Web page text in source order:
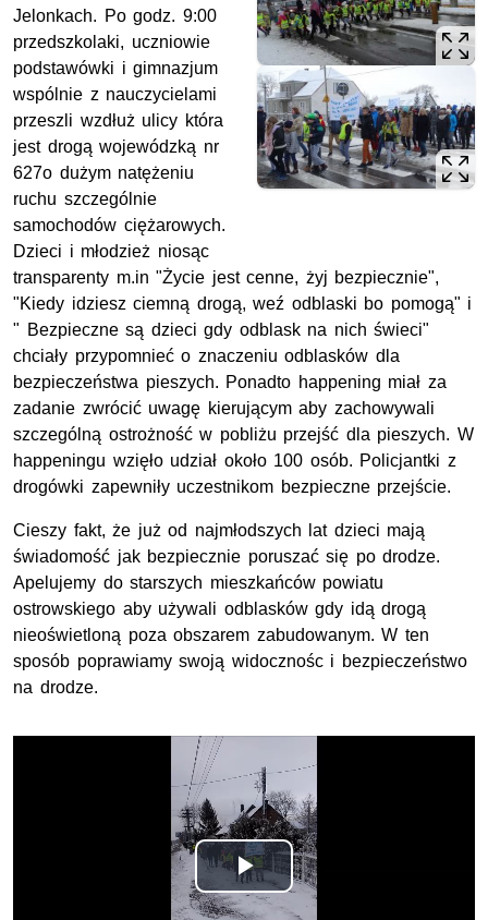
Jelonkach. Po godz. 9:00
przedszkolaki, uczniowie
podstawówki i gimnazjum
wspólnie z nauczycielami
przeszli wzdłuż ulicy która
jest drogą wojewódzką nr
627o dużym natężeniu
ruchu szczególnie
samochodów ciężarowych.
Dzieci i młodzież niosąc
transparenty m.in "Życie jest cenne, żyj bezpiecznie",
"Kiedy idziesz ciemną drogą, weź odblaski bo pomogą" i
" Bezpieczne są dzieci gdy odblask na nich świeci"
chciały przypomnieć o znaczeniu odblasków dla
bezpieczeństwa pieszych. Ponadto happening miał za
zadanie zwrócić uwagę kierującym aby zachowywali
szczególną ostrożność w pobliżu przejść dla pieszych. W
happeningu wzięło udział około 100 osób. Policjantki z
drogówki zapewniły uczestnikom bezpieczne przejście.
Cieszy fakt, że już od najmłodszych lat dzieci mają
świadomość jak bezpiecznie poruszać się po drodze.
Apelujemy do starszych mieszkańców powiatu
ostrowskiego aby używali odblasków gdy idą drogą
nieoświetloną poza obszarem zabudowanym. W ten
sposób poprawiamy swoją widocznośc i bezpieczeństwo
na drodze.
Odtwórz